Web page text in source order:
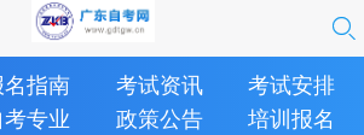
指南 考试资讯
考试安排
考专业 政策公告 培训报名